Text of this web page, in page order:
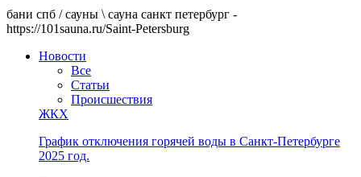
бани спб / сауны \ сауна санкт петербург -
https://101sauna.ru/Saint-Petersburg
Новости
Все
Статьи
Происшествия
ЖКХ
График отключения горячей воды в Санкт-Петербурге
2025 год.